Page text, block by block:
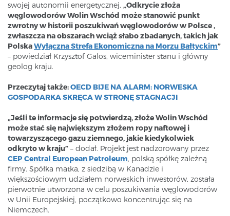
swojej autonomii energetycznej. „Odkrycie złoża
węglowodorów Wolin Wschód może stanowić punkt
zwrotny w historii poszukiwań węglowodorów w Polsce ,
zwłaszcza na obszarach wciąż słabo zbadanych, takich jak
PolskaWyłączna Strefa Ekonomiczna na Morzu Bałtyckim”
– powiedział Krzysztof Galos, wiceminister stanu i główny
geolog kraju.
Przeczytaj także:OECD BIJE NA ALARM: NORWESKA
GOSPODARKA SKRĘCA W STRONĘ STAGNACJI
„Jeśli te informacje się potwierdzą, złoże Wolin Wschód
może stać się największym złożem ropy naftowej i
towarzyszącego gazu ziemnego, jakie kiedykolwiek
odkryto w kraju” – dodał. Projekt jest nadzorowany przez
CEP Central European Petroleum, polską spółkę zależną
firmy. Spółka matka, z siedzibą w Kanadzie i
większościowym udziałem norweskich inwestorów, została
pierwotnie utworzona w celu poszukiwania węglowodorów
w Unii Europejskiej, początkowo koncentrując się na
Niemczech.